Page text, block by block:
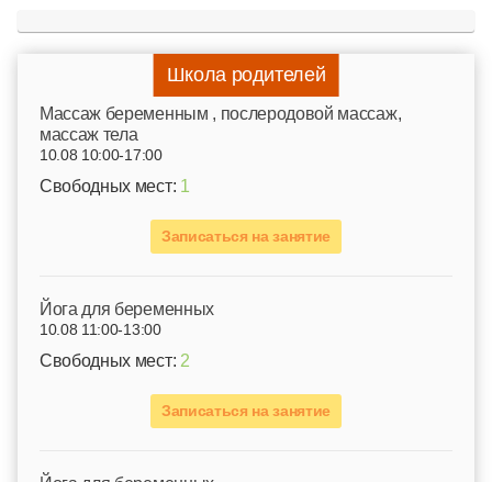
Школа родителей
Mассаж беременным , послеродовой массаж,
массаж тела
10.08 10:00-17:00
Свободных мест: 1
Записаться на занятие
Йога для беременных
10.08 11:00-13:00
Свободных мест: 2
Записаться на занятие